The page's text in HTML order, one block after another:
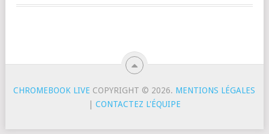
CHROMEBOOK LIVE COPYRIGHT © 2026. MENTIONS LÉGALES
CONTACTEZ L'ÉQUIPE